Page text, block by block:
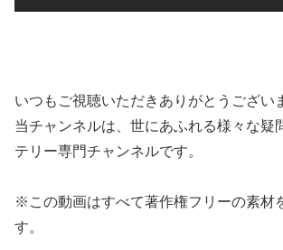
いつもご視聴いただきありがとうござい
当チャンネルは、世にあふれる様々な疑
テリー専門チャンネルです。
※この動画はすべて著作権フリーの素材
す。